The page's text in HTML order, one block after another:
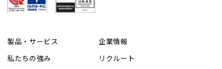
製品・サービス
私たちの強み
企業情報
リクルート